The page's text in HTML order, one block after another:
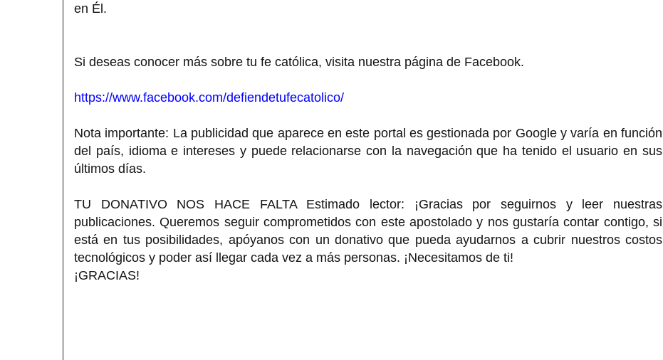
en Él.
Si deseas conocer más sobre tu fe católica, visita nuestra página de Facebook.
https://www.facebook.com/defiendetufecatolico/
Nota importante: La publicidad que aparece en este portal es gestionada por Google y varía en función
del país, idioma e intereses y puede relacionarse con la navegación que ha tenido el usuario en sus
últimos días.
TU DONATIVO NOS HACE FALTA Estimado lector: ¡Gracias por seguirnos y leer nuestras
publicaciones. Queremos seguir comprometidos con este apostolado y nos gustaría contar contigo, si
está en tus posibilidades, apóyanos con un donativo que pueda ayudarnos a cubrir nuestros costos
tecnológicos y poder así llegar cada vez a más personas. ¡Necesitamos de ti!
¡GRACIAS!